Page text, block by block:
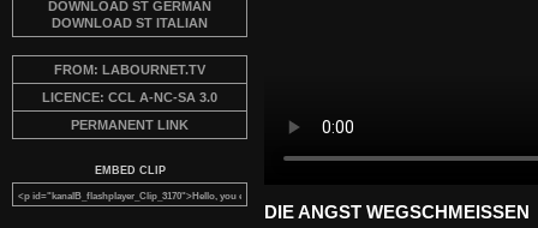
DOWNLOAD ST GERMAN
DOWNLOAD ST ITALIAN
FROM: LABOURNET.TV
LICENCE: CCL A-NC-SA 3.0
PERMANENT LINK
EMBED CLIP
DIE ANGST WEGSCHMEISSEN